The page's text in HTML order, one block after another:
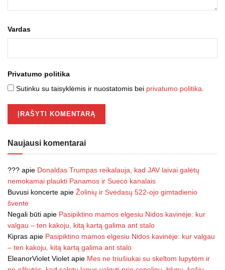
Vardas
Privatumo politika
Sutinku su taisyklėmis ir nuostatomis bei privatumo politika
Naujausi komentarai
??? apie Donaldas Trumpas reikalauja, kad JAV laivai galėtų
nemokamai plaukti Panamos ir Sueco kanalais
Buvusi koncerte apie Žolinių ir Svėdasų 522-ojo gimtadienio
šventė
Negali būti apie Pasipiktino mamos elgesiu Nidos kavinėje: kur
valgau – ten kakoju, kitą kartą galima ant stalo
Kipras apie Pasipiktino mamos elgesiu Nidos kavinėje: kur valgau
– ten kakoju, kitą kartą galima ant stalo
EleanorViolet Violet apie Mes ne triušiukai su skeltom lupytėm ir